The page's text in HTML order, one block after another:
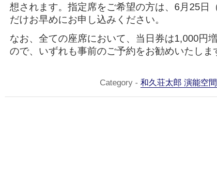
想されます。指定席をご希望の方は、6月25日
だけお早めにお申し込みください。
なお、全ての座席において、当日券は1,000円
ので、いずれも事前のご予約をお勧めいたしま
Category - 和久荘太郎 演能空間